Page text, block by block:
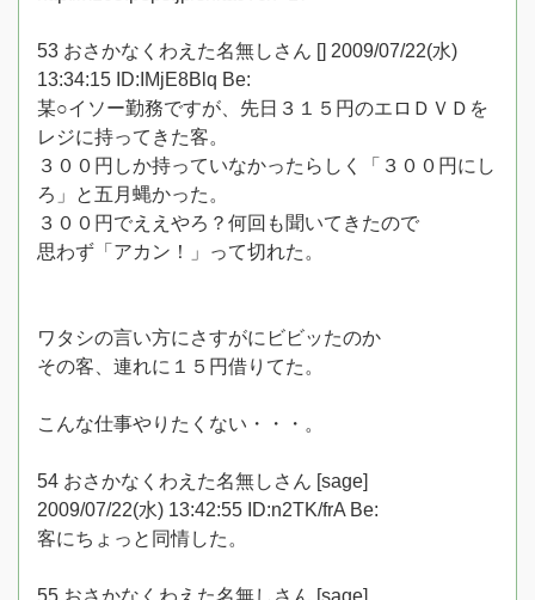
53 おさかなくわえた名無しさん [] 2009/07/22(水)
13:34:15 ID:IMjE8Blq Be:
某○イソー勤務ですが、先日３１５円のエロＤＶＤを
レジに持ってきた客。
３００円しか持っていなかったらしく「３００円にし
ろ」と五月蝿かった。
３００円でええやろ？何回も聞いてきたので
思わず「アカン！」って切れた。
ワタシの言い方にさすがにビビッたのか
その客、連れに１５円借りてた。
こんな仕事やりたくない・・・。
54 おさかなくわえた名無しさん [sage]
2009/07/22(水) 13:42:55 ID:n2TK/frA Be:
客にちょっと同情した。
55 おさかなくわえた名無しさん [sage]